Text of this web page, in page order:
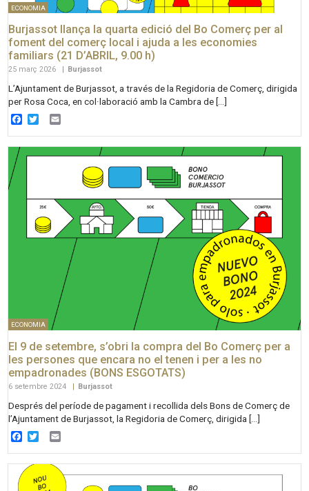
ECONOMIA
Burjassot llança la quarta edició del Bo Comerç per al
foment del comerç local i ajuda a les economies
familiars (21 D’ABRIL, 9.00 h)
25 març 2026 Burjassot
L’Ajuntament de Burjassot, a través de la Regidoria de Comerç, dirigida
per Rosa Coca, en col·laboració amb la Cambra de […]
Facebook
Twitter
ECONOMIA
El 9 de setembre, s’obri la compra del Bo Comerç per a
les persones que encara no el tenen i per a les no
empadronades (BONS ESGOTATS)
6 setembre 2024 | Burjassot
Després del període de pagament i recollida dels Bons de Comerç de
l’Ajuntament de Burjassot, la Regidoria de Comerç, dirigida […]
Facebook
Twitter